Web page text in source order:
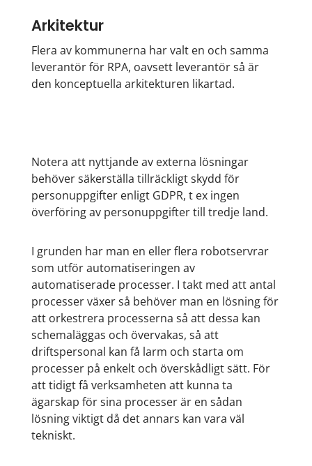
Arkitektur
Flera av kommunerna har valt en och samma
leverantör för RPA, oavsett leverantör så är
den konceptuella arkitekturen likartad.
Notera att nyttjande av externa lösningar
behöver säkerställa tillräckligt skydd för
personuppgifter enligt GDPR, t ex ingen
överföring av personuppgifter till tredje land.
I grunden har man en eller flera robotservrar
som utför automatiseringen av
automatiserade processer. I takt med att antal
processer växer så behöver man en lösning för
att orkestrera processerna så att dessa kan
schemaläggas och övervakas, så att
driftspersonal kan få larm och starta om
processer på enkelt och överskådligt sätt. För
att tidigt få verksamheten att kunna ta
ägarskap för sina processer är en sådan
lösning viktigt då det annars kan vara väl
tekniskt.